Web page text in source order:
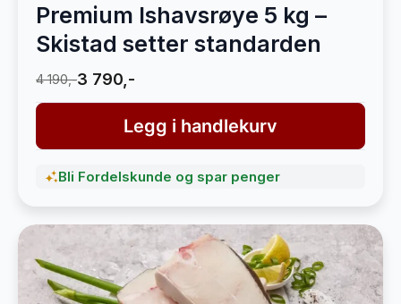
Premium Ishavsrøye 5 kg –
Skistad setter standarden
4 190,-3 790,-
Legg i handlekurv
Bli Fordelskunde og spar penger